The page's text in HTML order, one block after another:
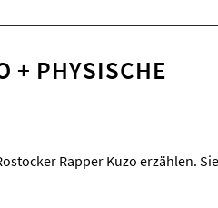
+ PHYSISCHE
Rapper Kuzo erzählen.